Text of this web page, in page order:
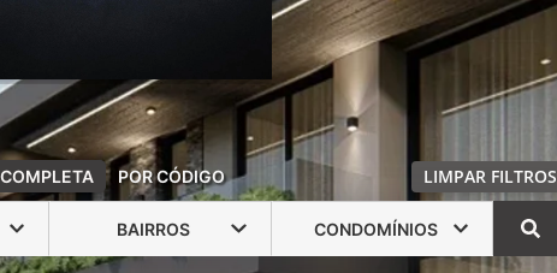
POR CÓDIGO LIMPAR FILTROS
BAIRROS CONDOMÍNIOS